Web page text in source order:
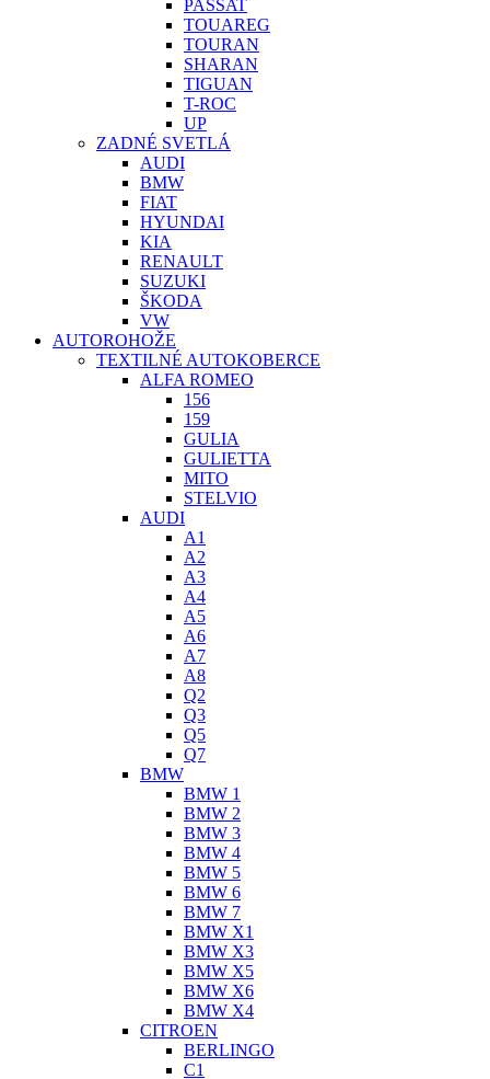
PASSAT
TOUAREG
TOURAN
SHARAN
TIGUAN
T-ROC
UP
ZADNÉ SVETLÁ
AUDI
BMW
FIAT
HYUNDAI
KIA
RENAULT
SUZUKI
ŠKODA
VW
AUTOROHOŽE
TEXTILNÉ AUTOKOBERCE
ALFA ROMEO
156
159
GULIA
GULIETTA
MITO
STELVIO
AUDI
A1
A2
A3
A4
A5
A6
A7
A8
Q2
Q3
Q5
Q7
BMW
BMW 1
BMW 2
BMW 3
BMW 4
BMW 5
BMW 6
BMW 7
BMW X1
BMW X3
BMW X5
BMW X6
BMW X4
CITROEN
BERLINGO
C1